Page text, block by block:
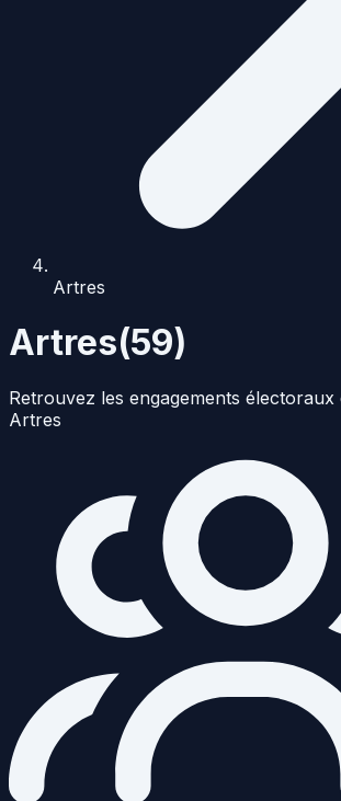
Artres
Artres(59)
Retrouvez les engagements électoraux
Artres